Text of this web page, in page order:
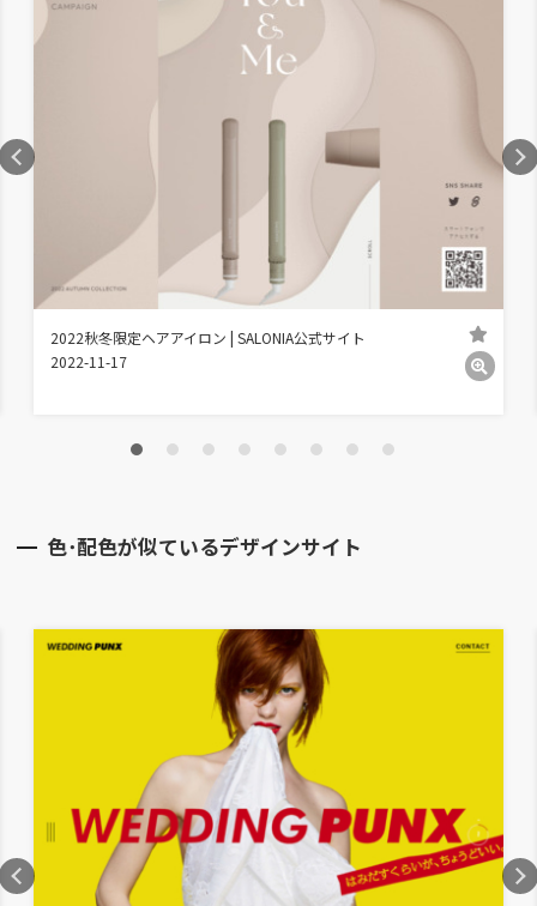
2022秋冬限定ヘアアイロン | SALONIA公式サイト
2022-11-17
色･配色が似ているデザインサイト